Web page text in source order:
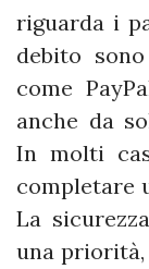
riguarda i
debito
come
anche da
In molti
completare
La
una priorità,